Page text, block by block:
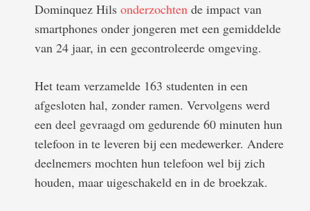
Dominquez Hils onderzochten de impact van
smartphones onder jongeren met een gemiddelde
van 24 jaar, in een gecontroleerde omgeving.
Het team verzamelde 163 studenten in een
afgesloten hal, zonder ramen. Vervolgens werd
een deel gevraagd om gedurende 60 minuten hun
telefoon in te leveren bij een medewerker. Andere
deelnemers mochten hun telefoon wel bij zich
houden, maar uigeschakeld en in de broekzak.